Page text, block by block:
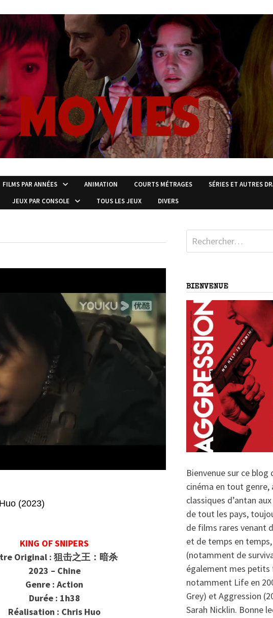
FILMS PAR ANNÉES ANIMATION COURTS MÉTRAGES
SÉRIES ET AUTRES
JEUX PAR CONSOLE TOUS LES JEUX DIVERS
(2023)
KING OF SNIPERS
Original : 狙击之王：暗杀
2023 – Chine
Genre : Action
Durée : 1h38
Réalisation : Chris Huo
Rechercher :
BIENVENUE
Bienvenue sur ce blog
cinéma en tout genre,
classiques d’antan
de tout les pays,
de films rares venant
et de temps en
(notamment de
également mes petits
notamment Life en
Grey) et Aggression
Sarah Nicklin. Bonne